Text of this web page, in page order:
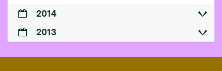
2014
2013